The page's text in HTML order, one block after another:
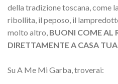
della tradizione toscana, come
ribollita, il peposo, il
molto altro, BUONI COME AL
DIRETTAMENTE A CASA TUA
Su A Me Mi Garba, troverai: